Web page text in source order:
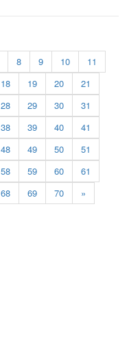
8 9 10
11
18 19 20
21
28 29 30
31
38 39 40
41
48 49 50
51
58 59 60
61
68 69 70 »